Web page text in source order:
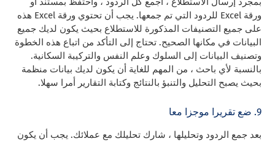
ورقة Excel للردود التي تم جمعها. يجب أن تحتوي ورقة Excel هذه
على جميع التصنيفات المذكورة للاستطلاع بحيث يكون لديك جميع
البيانات في مكانها الصحيح. تحتاج إلى التأكد من اتباع هذه الخطوة
وتصنيف البيانات إلى السلوك وعلم النفس والتركيبة السكانية.
بالنسبة لأي باحث ، من المهم للغاية أن يكون لديك بيانات منظمة
بحيث يصبح التحليل والتنبؤ بالنتائج وكتابة التقارير أمرا سهلا.
9. ضع تقريرا موجزا معا
بعد جمع الردود وتحليلها ، شارك تحليلك مع عملائك. يجب أن يكون